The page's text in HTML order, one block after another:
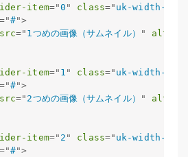
item="0 " class=" uk-width-1-6
="#">
src=" 1つめの画像（サムネイル） " alt
item=" 1 " class=" uk-width-1-6
="#">
src=" 2つめの画像（サムネイル） " alt
item=" 2 " class=" uk-width-1-6
="#">